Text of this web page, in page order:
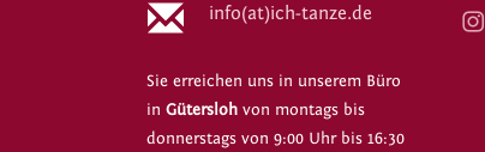
info(at)ich-tanze.de
Sie erreichen uns in unserem Büro
in Gütersloh von montags bis
donnerstags von 9:00 Uhr bis 16:30